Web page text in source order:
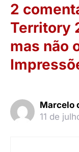
2
Territory
mas não
Marcelo
11 de